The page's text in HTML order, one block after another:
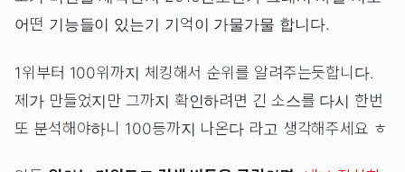
어떤 기능들이 있는기 기억이 가물가물 합니다.
1위부터 100위까지 체킹해서 순위를 알려주는듯합니다.
제가 만들었지만 그까지 확인하려면 긴 소스를 다시 한번
또 분석해야하니 100등까지 나온다 라고 생각해주세요 ㅎ